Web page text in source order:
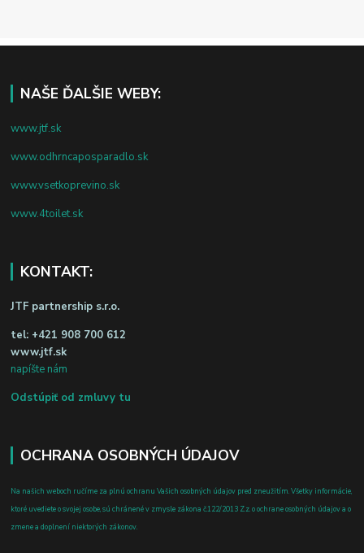
NAŠE ĎALŠIE WEBY:
www.jtf.sk
www.odhrncaposparadlo.sk
www.vsetkoprevino.sk
www.4toilet.sk
KONTAKT:
JTF partnership s.r.o.
tel: +421 908 700 612
www.jtf.sk
napíšte nám
Odstúpiť od zmluvy tu
OCHRANA OSOBNÝCH ÚDAJOV
Na našich weboch ručíme za plnú ochranu Vašich osobných údajov pred zneužitím. Všetky informácie,
ktoré uvediete o svojej osobe, sú chránené v zmysle zákona č.122/2013 Z.z. o ochrane osobných údajov a o
zmene a doplnení niektorých zákonov.